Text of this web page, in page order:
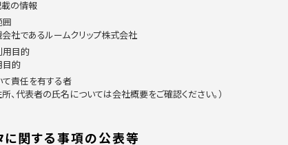
載の情報
囲
社であるルームクリップ株式会社
用目的
目的
責任を有する者
所、代表者の氏名については会社概要をご確認ください。）
関する事項の公表等